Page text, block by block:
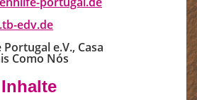
edv.de
e.V., Casa
Como Nós